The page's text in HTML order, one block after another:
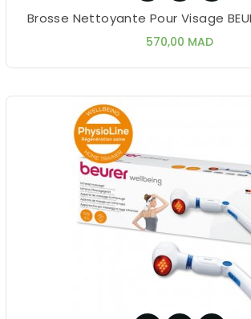
Brosse Nettoyante Pour Visage
570,00 MADPrix